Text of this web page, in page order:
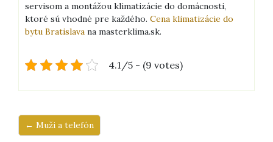
servisom a montážou klimatizácie do domácnosti,
ktoré sú vhodné pre každého. Cena klimatizácie do
bytu Bratislava na masterklima.sk.
4.1/5 - (9 votes)
← Muži a telefón